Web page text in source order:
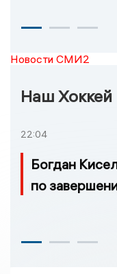
Новости СМИ2
Наш Хоккей
22:04
Богдан
по